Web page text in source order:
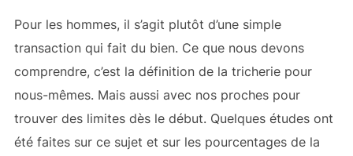
Pour les hommes, il s’agit plutôt d’une simple
transaction qui fait du bien. Ce que nous devons
comprendre, c’est la définition de la tricherie pour
nous-mêmes. Mais aussi avec nos proches pour
trouver des limites dès le début. Quelques études ont
été faites sur ce sujet et sur les pourcentages de la